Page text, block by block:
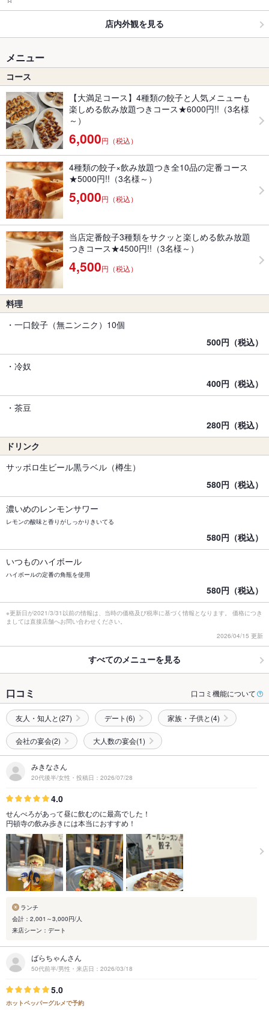
店内外観を見る
メニュー
コース
【大満足コース】4種類の餃子と人気メニューも
楽しめる飲み放題つきコース★6000円!!（3名様
～）
6,000円（税込）
4種類の餃子×飲み放題つき全10品の定番コース
★5000円!!（3名様～）
5,000円（税込）
当店定番餃子3種類をサクッと楽しめる飲み放題
つきコース★4500円!!（3名様～）
4,500円（税込）
料理
・一口餃子（無ニンニク）10個
500円（税込）
・冷奴
400円（税込）
・茶豆
280円（税込）
ドリンク
サッポロ生ビール黒ラベル（樽生）
580円（税込）
濃いめのレンモンサワー
レモンの酸味と香りがしっかりきいてる
580円（税込）
いつものハイボール
ハイボールの定番の角瓶を使用
580円（税込）
※更新日が2021/3/31以前の情報は、当時の価格及び税率に基づく情報となります。 価格につき
ましては直接店舗へお問い合わせください。
2026/04/15 更新
すべてのメニューを見る
口コミ 口コミ機能について
友人・知人と(27) デート(6) 家族・子供と(4)
会社の宴会(2) 大人数の宴会(1)
みきなさん
20代後半/女性・投稿日：2026/07/28
4.0
せんべろがあって昼に飲むのに最高でした！
円頓寺の飲み歩きには本当におすすめ！
ランチ
会計：2,001～3,000円/人
来店シーン：デート
ばらちゃんさん
50代前半/男性・来店日：2026/03/18
5.0
ホットペッパーグルメで予約